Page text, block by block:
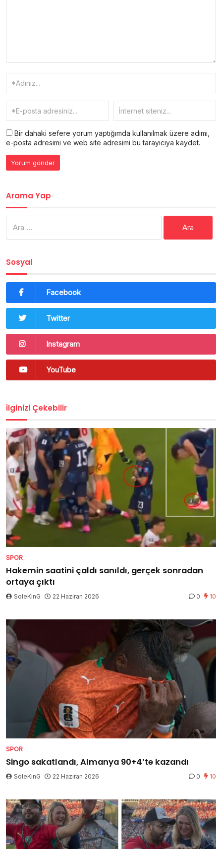
Bir dahaki sefere yorum yaptığımda kullanılmak üzere adımı,
e-posta adresimi ve web site adresimi bu tarayıcıya kaydet.
Arama Yap
Sosyal
Facebook
Twitter
Instagram
YouTube
İlginizi Çekebilir
SPOR
Hakemin saatini çaldı sanıldı, gerçek sonradan
ortaya çıktı
SoleKinG 22 Haziran 2026 0 10
SPOR
Singo sakatlandı, Almanya 90+4’te kazandı
SoleKinG 22 Haziran 2026 0 10